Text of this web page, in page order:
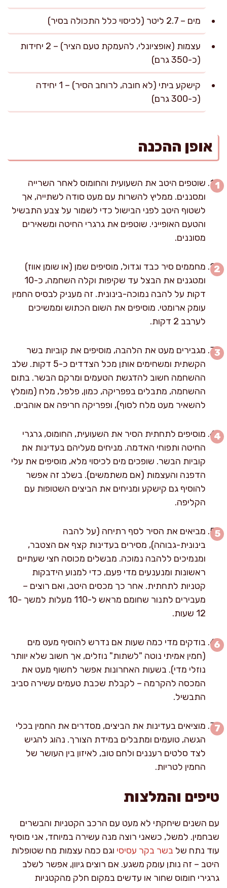
מים – 2.7 ליטר (לכיסוי כלל התכולה בסיר)
עצמות (אופציונלי, להעמקת טעם הציר) – 2 יחידות
(כ-350 גרם)
קישקע ביתי (לא חובה, לרוחב הסיר) – 1 יחידה
(כ-300 גרם)
אופן ההכנה
שוטפים היטב את השעועית והחומוס לאחר השרייה
ומסננים. ממליץ להשרות עם מעט סודה לשתייה, אך
לשטוף היטב לפני הבישול כדי לשמור על צבע התבשיל
והטעם האופייני. שוטפים את גרגרי החיטה ומשאירים
מסוננים.
מחממים סיר כבד וגדול, מוסיפים שמן (או שומן אווז)
ומטגנים את הבצל עד שקיפות וקלה השחמה, כ-10
דקות על להבה נמוכה-בינונית. זה מעניק לבסיס החמין
עומק ארומטי. מוסיפים את השום הכתוש וממשיכים
לערבב 2 דקות.
מגבירים מעט את הלהבה, מוסיפים את קוביות בשר
הקשתית ומשחימים אותן מכל הצדדים כ-5 דקות. שלב
ההשחמה חשוב להדגשת הטעמים ומרקם הבשר. בתום
ההשחמה, מתבלים בפפריקה, כמון, פלפל, מלח (מומלץ
להשאיר מעט מלח לסוף), ופפריקה חריפה אם אוהבים.
מוסיפים לתחתית הסיר את השעועית, החומוס, גרגרי
החיטה ותפוחי האדמה. מניחים מעליהם בעדינות את
קוביות הבשר. שופכים מים לכיסוי מלא, מוסיפים את עלי
הדפנה והעצמות (אם משתמשים). בשלב זה אפשר
להוסיף גם קישקע ומניחים את הביצים השטופות עם
הקליפה.
מביאים את הסיר לסף רתיחה (על להבה
בינונית-גבוהה), מסירים בעדינות קצף אם הצטבר,
ומנמיכים ללהבה נמוכה. מבשלים מכוסה חצי שעתיים
ראשונות ומנענעים מדי פעם, כדי למנוע הידבקות
קטניות לתחתית. אחר כך מכסים היטב, ואם רוצים –
מעבירים לתנור שחומם מראש ל-110 מעלות למשך 10-
12 שעות.
בודקים מדי כמה שעות אם נדרש להוסיף מעט מים
(חמין אמיתי נוטה "לשתות" נוזלים, אך חשוב שלא יוותר
נוזלי מדי). בשעות האחרונות אפשר לחשוף מעט את
המכסה להקרמה – לקבלת שכבת טעמים עשירה סביב
התבשיל.
מוציאים בעדינות את הביצים, מסדרים את החמין בכלי
הגשה, טועמים ומתבלים במידת הצורך. נהוג להגיש
לצד סלטים רעננים ולחם טוב, לאיזון בין העושר של
החמין לטריות.
טיפים והמלצות
עם השנים שיחקתי לא מעט עם הרכב הקטניות והבשרים
שבחמין. למשל, כשאני רוצה מנה עשירה במיוחד, אני מוסיף
עוד נתח של בשר בקר עסיסי וגם כמה עצמות מח שטופלות
היטב – זה נותן עומק משגע. אם רוצים גיוון, אפשר לשלב
גרגירי חומוס שחור או עדשים במקום חלק מהקטניות